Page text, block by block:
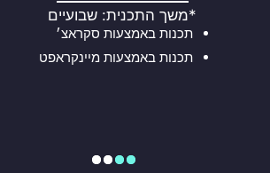
*משך התכנית: שבועיים
תכנות באמצעות סקראצ׳
תכנות באמצעות מיינקראפט